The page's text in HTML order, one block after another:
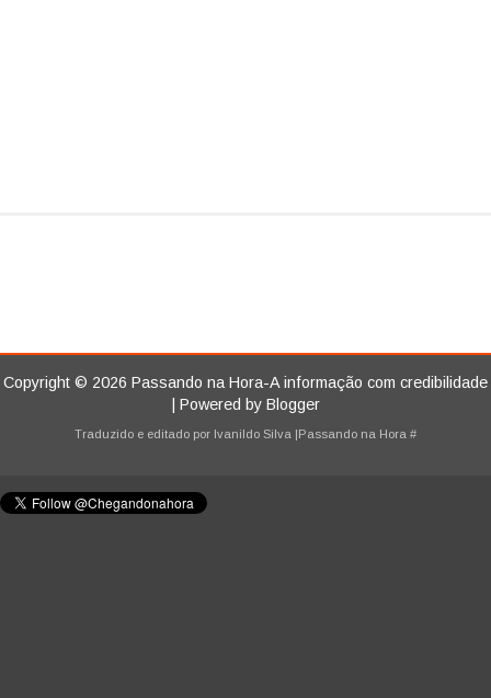
Copyright © 2026 Passando na Hora-A informação com credibilidade
| Powered by Blogger
Traduzido e editado por Ivanildo Silva |Passando na Hora #